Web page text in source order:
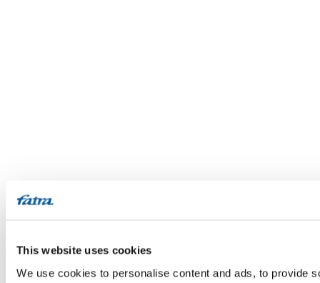
This website uses cookies
We use cookies to personalise content and ads, to provide